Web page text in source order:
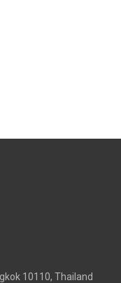
10110, Thailand